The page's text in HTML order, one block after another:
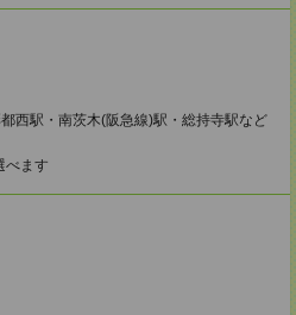
西駅・南茨木(阪急線)駅・総持寺駅など
ます